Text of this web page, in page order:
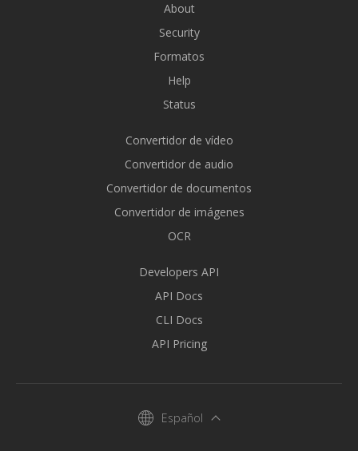
About
Security
Formatos
Help
Status
Convertidor de vídeo
Convertidor de audio
Convertidor de documentos
Convertidor de imágenes
OCR
Developers API
API Docs
CLI Docs
API Pricing
Español